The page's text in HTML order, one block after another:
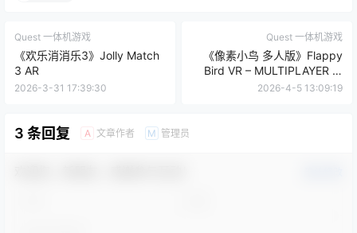
Quest 一体机游戏
《欢乐消消乐3》Jolly Match
3 AR
2026-3-31 17:39:30
Quest 一体机游戏
《像素小鸟 多人版》Flappy
Bird VR – MULTIPLAYER IS
HERE
2026-4-5 13:09:19
3 条回复 A 文章作者 M 管理员